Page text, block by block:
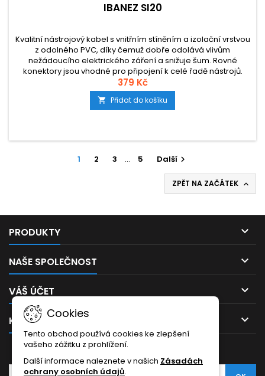
IBANEZ SI20
Kvalitní nástrojový kabel s vnitřním stíněním a izolační vrstvou
z odolného PVC, díky čemuž dobře odolává vlivům
nežádoucího elektrického záření a snižuje šum. Rovné
konektory jsou vhodné pro připojení k celé řadě nástrojů.
379 Kč
 Přidat do košíku
1 2 3 … 5 Další
ZPĚT NA ZAČÁTEK 
PRODUKTY 
NAŠE SPOLEČNOST 
VÁŠ ÚČET 
KONTAKT 
Cookies
Tento obchod používá cookies ke zlepšení
vašeho zážitku z prohlížení.
Další informace naleznete v našich Zásadách
ochrany osobních údajů.
ODBĚR NOVINEK